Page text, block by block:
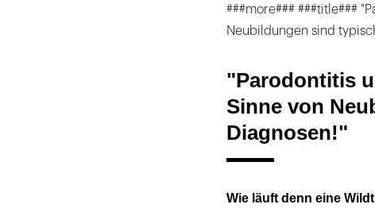
###more### ###title###
Neubildungen sind
"Parodontitis
Sinne von
Diagnosen!"
Wie läuft denn eine